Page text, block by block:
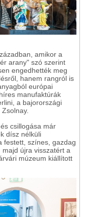
amikor a
arany" szó szerint
engedhették meg
hanem rangról is
európai
manufaktúrák
a bajorországi
csillogása már
dísz nélküli
festett, színes, gazdag
újra visszatért a
múzeum kiállított